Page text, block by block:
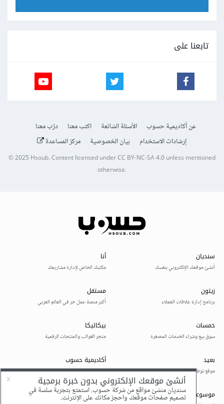
تابعنا على
عن أكاديمية حسوب الأسئلة الشائعة اكتب معنا
درّب معنا
إرشادات الاستخدام
بيان الخصوصية مركز المساعدة
© 2025Hsoub.Content licensed underCC BY-NC-SA 4.0unless mentioned
otherwise.